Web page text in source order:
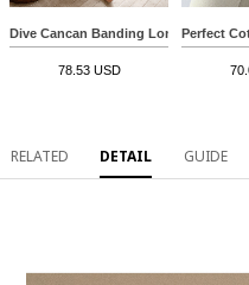
Dive Cancan Banding Long Skirt
78.53 USD
Perfect
RELATED DETAIL GUIDE